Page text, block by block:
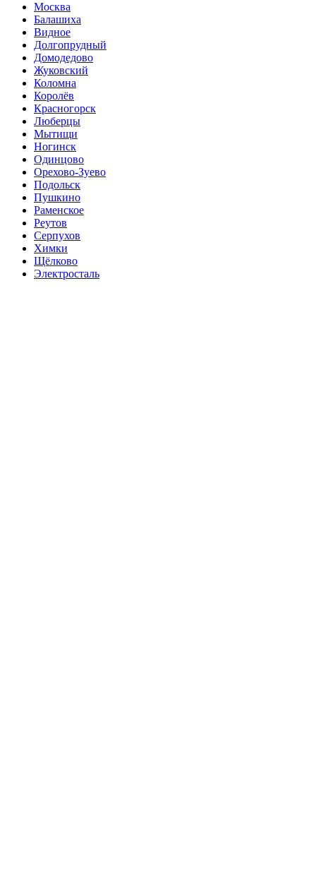
Москва
Балашиха
Видное
Долгопрудный
Домодедово
Жуковский
Коломна
Королёв
Красногорск
Люберцы
Мытищи
Ногинск
Одинцово
Орехово-Зуево
Подольск
Пушкино
Раменское
Реутов
Серпухов
Химки
Щёлково
Электросталь